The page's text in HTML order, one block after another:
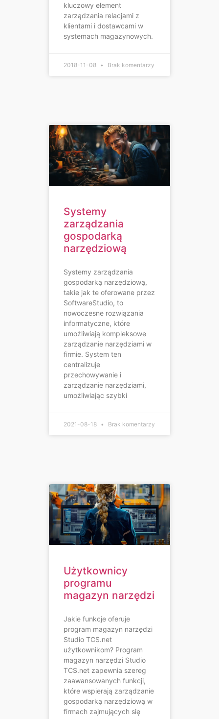
kluczowy element
zarządzania relacjami z
klientami i dostawcami w
systemach magazynowych.
2018-11-08 Brak komentarzy
Systemy
zarządzania
gospodarką
narzędziową
Systemy zarządzania
gospodarką narzędziową,
takie jak te oferowane przez
SoftwareStudio, to
nowoczesne rozwiązania
informatyczne, które
umożliwiają kompleksowe
zarządzanie narzędziami w
firmie. System ten
centralizuje
przechowywanie i
zarządzanie narzędziami,
umożliwiając szybki
2021-08-18 Brak komentarzy
Użytkownicy
programu
magazyn narzędzi
Jakie funkcje oferuje
program magazyn narzędzi
Studio TCS.net
użytkownikom? Program
magazyn narzędzi Studio
TCS.net zapewnia szereg
zaawansowanych funkcji,
które wspierają zarządzanie
gospodarką narzędziową w
firmach zajmujących się